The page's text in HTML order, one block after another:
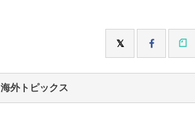
海外トピックス